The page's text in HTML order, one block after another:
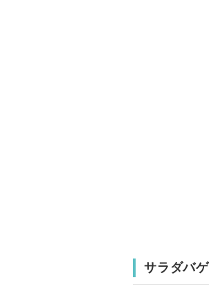
サラダバ